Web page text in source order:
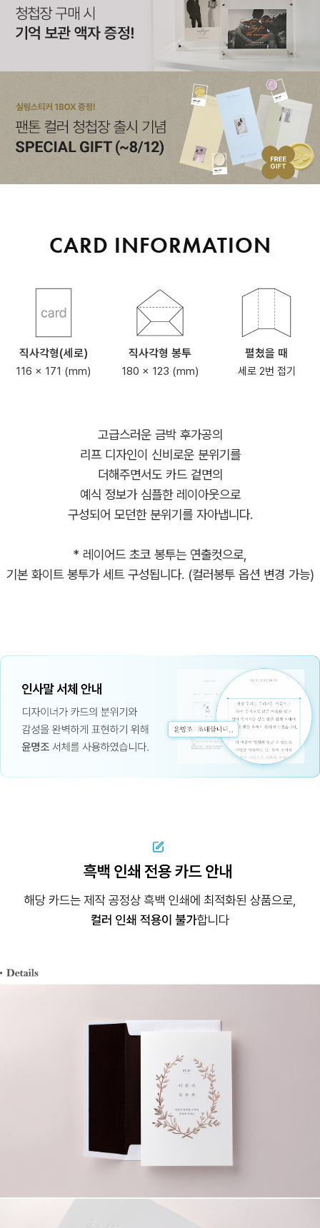
CARD INFORMATION
직사각형(세로)
116 x 171 (mm)
직사각형 봉투
180 x 123 (mm)
펼쳤을 때
세로 2번 접기
고급스러운 금박 후가공의
리프 디자인이 신비로운 분위기를
더해주면서도 카드 겉면의
예식 정보가 심플한 레이아웃으로
구성되어 모던한 분위기를 자아냅니다.
* 레이어드 초코 봉투는 연출컷으로,